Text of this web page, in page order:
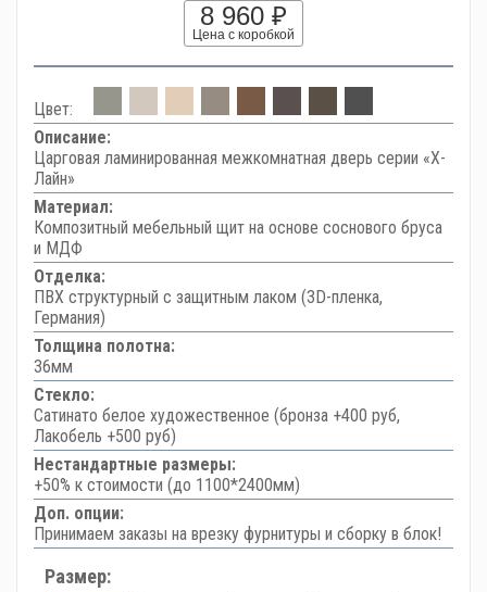
8 960 ₽
Цена с коробкой
Цвет:
Описание:
Царговая ламинированная межкомнатная дверь серии «Х-
Лайн»
Материал:
Композитный мебельный щит на основе соснового бруса
и МДФ
Отделка:
ПВХ структурный с защитным лаком (3D-пленка,
Германия)
Толщина полотна:
36мм
Стекло:
Сатинато белое художественное (бронза +400 руб,
Лакобель +500 руб)
Нестандартные размеры:
+50% к стоимости (до 1100*2400мм)
Доп. опции:
Принимаем заказы на врезку фурнитуры и сборку в блок!
Размер: